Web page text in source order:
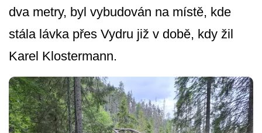
dva metry, byl vybudován na místě, kde
stála lávka přes Vydru již v době, kdy žil
Karel Klostermann.